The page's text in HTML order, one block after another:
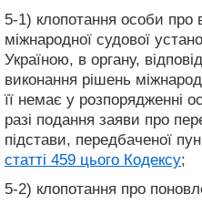
5-1) клопотання особи про
міжнародної судової
Україною, в органу,
виконання рішень
її немає у розпорядженні
разі подання заяви про
підстави, передбаченої
статті 459 цього Кодексу;
5-2) клопотання про